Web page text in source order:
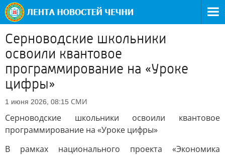
Серноводские школьники
освоили квантовое
программирование на «Уроке
цифры»
1 июня 2026, 08:15 СМИ
Серноводские школьники освоили квантовое
программирование на «Уроке цифры»
В рамках национального проекта «Экономика